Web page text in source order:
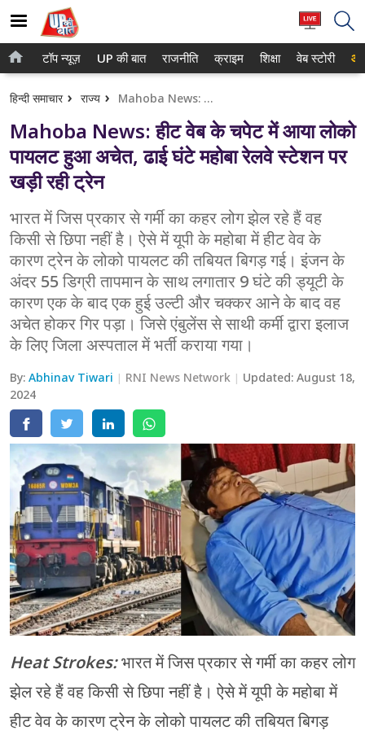
होम
टॉप न्यूज़
UP की बात
राजनीति
क्राइम
शिक्षा
वेब स्टोरी
टॉप न्यूज़ UP की बात राजनीति क्राइम शिक्षा वेब स्टोरी
हिन्दी समाचार राज्य Mahoba News: हीट वेब के चपेट में आया लोको पायलट हुआ अचेत, ढाई घंटे महोबा रेलवे स्टेशन पर खड़ी रही ट्रेन
Mahoba News: हीट वेब के चपेट में आया लोको
पायलट हुआ अचेत, ढाई घंटे महोबा रेलवे स्टेशन पर
खड़ी रही ट्रेन
भारत में जिस प्रकार से गर्मी का कहर लोग झेल रहे हैं वह
किसी से छिपा नहीं है। ऐसे में यूपी के महोबा में हीट वेव के
कारण ट्रेन के लोको पायलट की तबियत बिगड़ गई। इंजन के
अंदर 55 डिग्री तापमान के साथ लगातार 9 घंटे की ड्यूटी के
कारण एक के बाद एक हुई उल्टी और चक्कर आने के बाद वह
अचेत होकर गिर पड़ा। जिसे एंबुलेंस से साथी कर्मी द्वारा इलाज
के लिए जिला अस्पताल में भर्ती कराया गया।
By:Abhinav Tiwari RNI News Network Updated:August 18,
2024
Heat Strokes:भारत में जिस प्रकार से गर्मी का कहर लोग
झेल रहे हैं वह किसी से छिपा नहीं है। ऐसे में यूपी के महोबा में
हीट वेव के कारण ट्रेन के लोको पायलट की तबियत बिगड़
गाजियाबाद
लखनऊ
कानपुर
वाराणसी
आगरा
अयोध्या
अलीगढ़
मेरठ
मुरादाबाद
गोरखपुर
प्रयागराज
रामपुर